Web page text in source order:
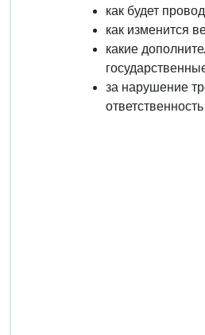
как будет
как изменится
какие
за нарушение
ответственность